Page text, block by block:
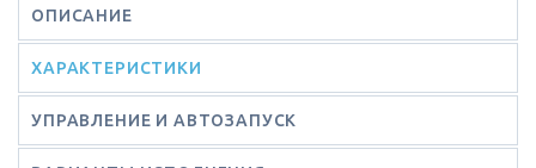
ОПИСАНИЕ
ХАРАКТЕРИСТИКИ
УПРАВЛЕНИЕ И АВТОЗАПУСК